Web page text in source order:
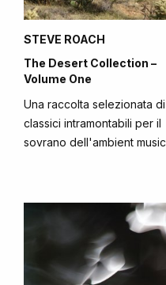
STEVE ROACH
The Desert Collection –
Volume One
Una raccolta selezionata di
classici intramontabili per il
sovrano dell'ambient music